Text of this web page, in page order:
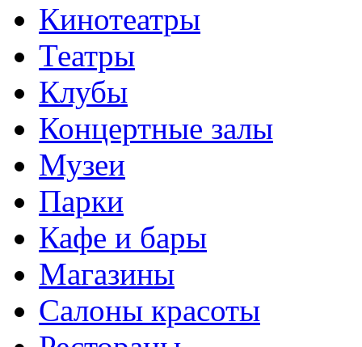
Кинотеатры
Театры
Клубы
Концертные залы
Музеи
Парки
Кафе и бары
Магазины
Салоны красоты